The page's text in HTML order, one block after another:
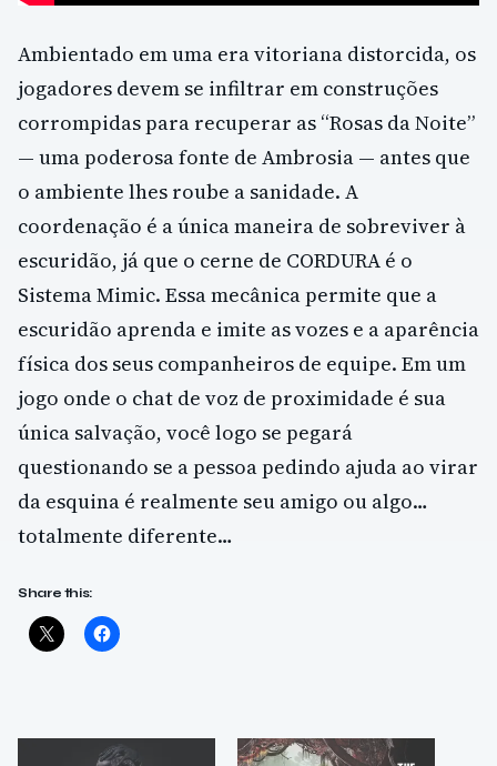
Ambientado em uma era vitoriana distorcida, os
jogadores devem se infiltrar em construções
corrompidas para recuperar as “Rosas da Noite”
— uma poderosa fonte de Ambrosia — antes que
o ambiente lhes roube a sanidade. A
coordenação é a única maneira de sobreviver à
escuridão, já que o cerne de CORDURA é o
Sistema Mimic. Essa mecânica permite que a
escuridão aprenda e imite as vozes e a aparência
física dos seus companheiros de equipe. Em um
jogo onde o chat de voz de proximidade é sua
única salvação, você logo se pegará
questionando se a pessoa pedindo ajuda ao virar
da esquina é realmente seu amigo ou algo…
totalmente diferente…
Share this: